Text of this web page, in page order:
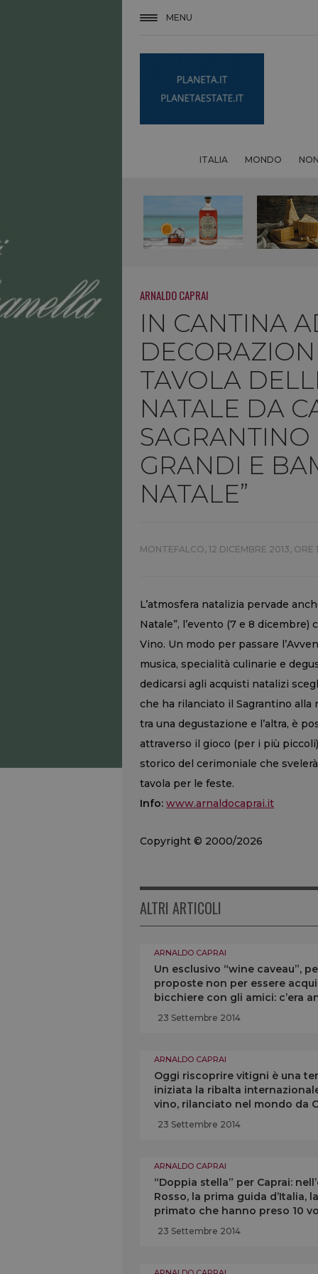
MENU
ITALIA MONDO
ARNALDO CAPRAI
IN CANTINA
TAVOLA
NATALE DA
GRANDI E
NATALE”
MONTEFALCO, 12 DICEMBRE 2013, ORE
L’atmosfera natalizia pervade
Natale”, l’evento (7 e 8
Vino. Un modo per passare
musica, specialità culinarie e
dedicarsi agli acquisti natalizi
che ha rilanciato il Sagrantino
tra una degustazione e l’altra, è
attraverso il gioco (per i più
storico del cerimoniale che
tavola per le feste.
Info: www.arnaldocaprai.it
Copyright © 2000/2026
ALTRI ARTICOLI
ARNALDO CAPRAI
Un esclusivo “wine caveau”,
proposte non per essere
bicchiere con gli amici: c’era
“Taste of Roma”
23 Settembre 2014
ARNALDO CAPRAI
Oggi riscoprire vitigni è una
iniziata la ribalta
vino, rilanciato nel mondo da
Montefalco
23 Settembre 2014
ARNALDO CAPRAI
“Doppia stella” per Caprai:
Rosso, la prima guida
primato che hanno preso 10
Montefalco 25 Anni
23 Settembre 2014